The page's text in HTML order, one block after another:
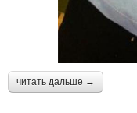
читать дальше →